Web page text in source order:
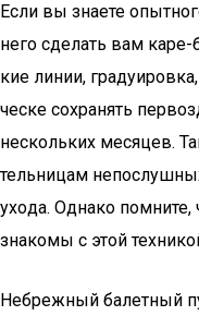
Если вы зна­е­те
него сде­лать вам
кие линии,
чес­ке сохра­нять
несколь­ких меся­цев.
тель­ни­цам
ухо­да. Одна­ко
зна­ко­мы с этой
Небрежный балетный